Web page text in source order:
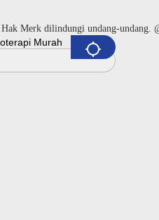
. Hak Merk dilindungi undang-undang.